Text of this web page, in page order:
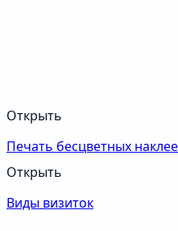
Открыть
Печать бесцветных
Открыть
Виды визиток